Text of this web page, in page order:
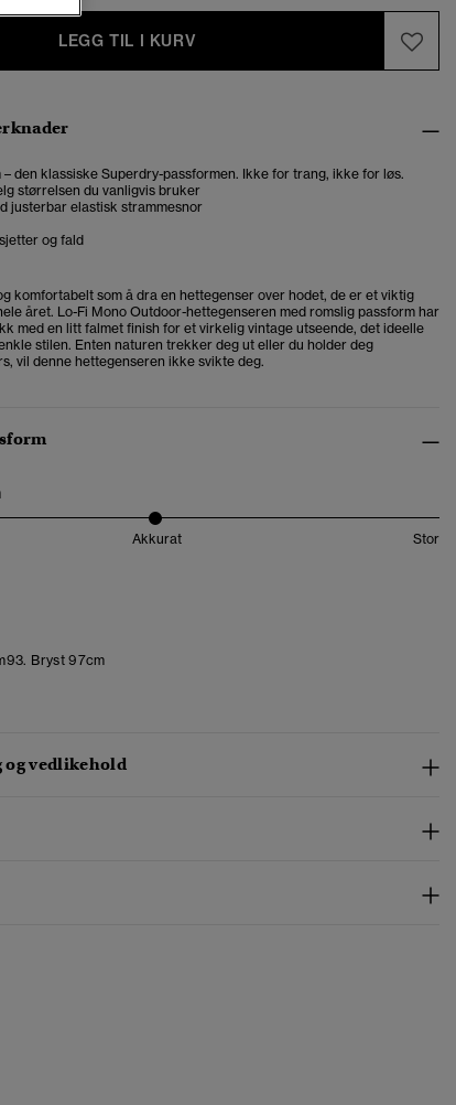
LEGG TIL I KURV
– den klassiske Superdry-passformen. Ikke for trang, ikke for løs.
størrelsen du vanligvis bruker
justerbar elastisk strammesnor
og fald
komfortabelt som å dra en hettegenser over hodet, de er et viktig
året. Lo-Fi Mono Outdoor-hettegenseren med romslig passform har
med en litt falmet finish for et virkelig vintage utseende, det ideelle
stilen. Enten naturen trekker deg ut eller du holder deg
vil denne hettegenseren ikke svikte deg.
Akkurat Stor
Bryst 97cm
og vedlikehold